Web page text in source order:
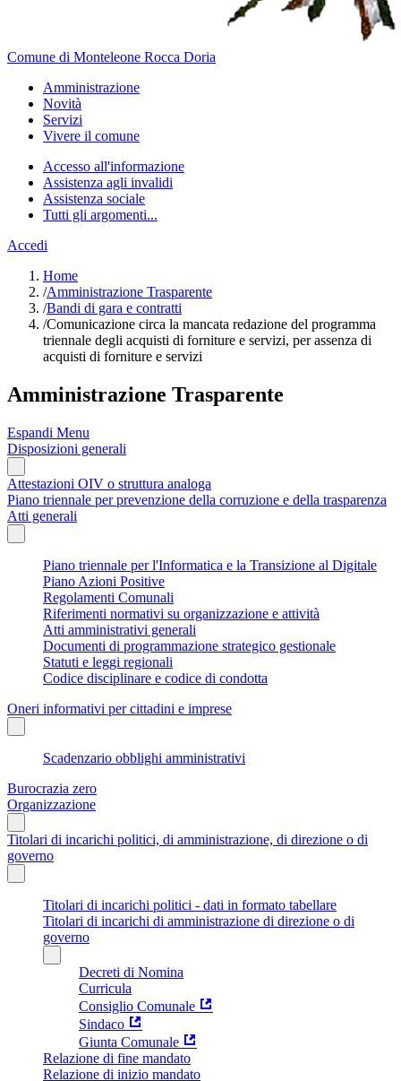
Comune di Monteleone Rocca Doria
Amministrazione
Novità
Servizi
Vivere il comune
Accesso all'informazione
Assistenza agli invalidi
Assistenza sociale
Tutti gli argomenti...
Accedi
Home
/Amministrazione Trasparente
/Bandi di gara e contratti
/Comunicazione circa la mancata redazione del programma
triennale degli acquisti di forniture e servizi, per assenza di
acquisti di forniture e servizi
Amministrazione Trasparente
Espandi Menu
Disposizioni generali
Attestazioni OIV o struttura analoga
Piano triennale per prevenzione della corruzione e della trasparenza
Atti generali
Piano triennale per l'Informatica e la Transizione al Digitale
Piano Azioni Positive
Regolamenti Comunali
Riferimenti normativi su organizzazione e attività
Atti amministrativi generali
Documenti di programmazione strategico gestionale
Statuti e leggi regionali
Codice disciplinare e codice di condotta
Oneri informativi per cittadini e imprese
Scadenzario obblighi amministrativi
Burocrazia zero
Organizzazione
Titolari di incarichi politici, di amministrazione, di direzione o di
governo
Titolari di incarichi politici - dati in formato tabellare
Titolari di incarichi di amministrazione di direzione o di
governo
Decreti di Nomina
Curricula
Consiglio Comunale
Sindaco
Giunta Comunale
Relazione di fine mandato
Relazione di inizio mandato